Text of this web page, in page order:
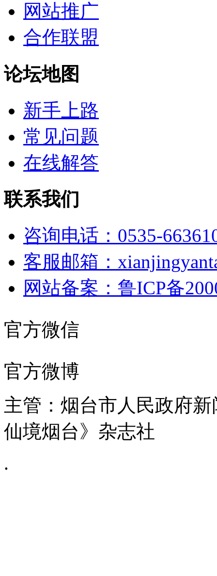
网站推广
合作联盟
论坛地图
新手上路
常见问题
在线解答
联系我们
咨询电话：0535-
客服邮箱：
网站备案：鲁ICP备
官方微信
官方微博
主管：烟台市人民政府
仙境烟台》杂志社
.